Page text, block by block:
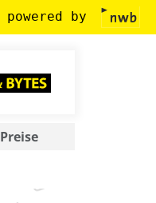
powered by
Preise